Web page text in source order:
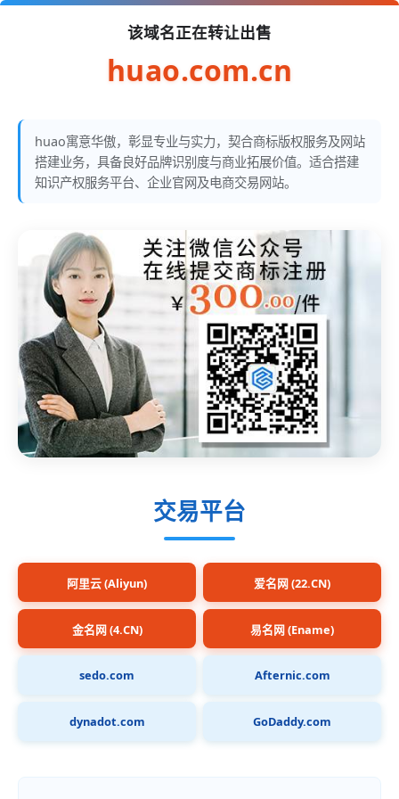
该域名正在转让出售
huao.com.cn
huao寓意华傲，彰显专业与实力，契合商标版权服务及网站
搭建业务，具备良好品牌识别度与商业拓展价值。适合搭建
知识产权服务平台、企业官网及电商交易网站。
交易平台
阿里云 (Aliyun) 爱名网 (22.CN)
金名网 (4.CN) 易名网 (Ename)
sedo.com Afternic.com
dynadot.com GoDaddy.com